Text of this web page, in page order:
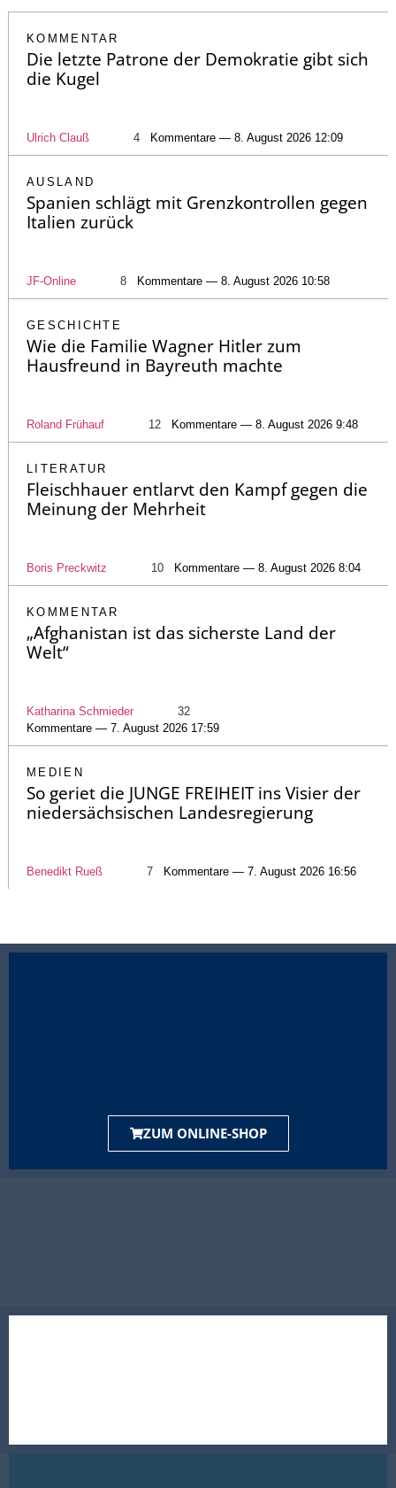
KOMMENTAR
Die letzte Patrone der Demokratie gibt sich
die Kugel
Ulrich Clauß 4 Kommentare — 8. August 2026 12:09
AUSLAND
Spanien schlägt mit Grenzkontrollen gegen
Italien zurück
JF-Online 8 Kommentare — 8. August 2026 10:58
GESCHICHTE
Wie die Familie Wagner Hitler zum
Hausfreund in Bayreuth machte
Roland Frühauf 12 Kommentare — 8. August 2026 9:48
LITERATUR
Fleischhauer entlarvt den Kampf gegen die
Meinung der Mehrheit
Boris Preckwitz 10 Kommentare — 8. August 2026 8:04
KOMMENTAR
„Afghanistan ist das sicherste Land der
Welt“
Katharina Schmieder
32
Kommentare — 7. August 2026 17:59
MEDIEN
So geriet die JUNGE FREIHEIT ins Visier der
niedersächsischen Landesregierung
Benedikt Rueß 7 Kommentare — 7. August 2026 16:56
ZUM ONLINE-SHOP